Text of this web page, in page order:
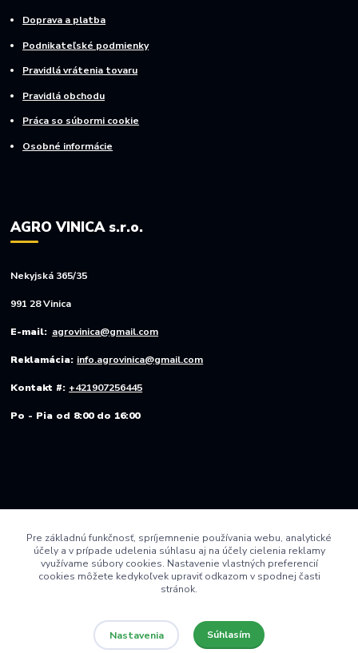
Doprava a platba
Podnikateľské podmienky
Pravidlá vrátenia tovaru
Pravidlá obchodu
Práca so súbormi cookie
Osobné informácie
AGRO VINICA s.r.o.
Nekyjská 365/35
991 28 Vinica
E-mail: agrovinica@gmail.com
Reklamácia: info.agrovinica@gmail.com
Kontakt #: +421907256445
Po - Pia od 8:00 do 16:00
Pre základnú funkčnosť, spríjemnenie používania webu, analytické
účely a v prípade udelenia súhlasu aj na účely cielenia reklamy
využívame súbory cookies. Nastavenie vlastných preferencií
cookies môžete kedykoľvek upraviť odkazom v spodnej časti
stránok.
Nastavenia Súhlasím